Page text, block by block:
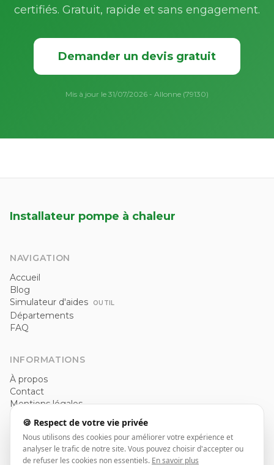
certifiés. Gratuit, rapide et sans engagement.
Demander un devis gratuit
Mis à jour le 31/07/2026 - Allonne (79130)
Installateur pompe à chaleur
NAVIGATION
Accueil
Blog
Simulateur d'aides
OUTIL
Départements
FAQ
INFORMATIONS
À propos
Contact
Mentions légales
CGU🍪 Respect de votre vie privée
Nous utilisons des cookies pour améliorer votre expérience et
analyser le trafic de notre site. Vous pouvez choisir d'accepter ou
de refuser les cookies non essentiels. En savoir plus